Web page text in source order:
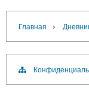
Главная ›